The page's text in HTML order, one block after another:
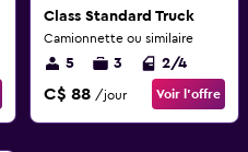
Class Standard Truck
Camionnette ou similaire
5 3 2/4
C$ 88 /jour Voir l’offre